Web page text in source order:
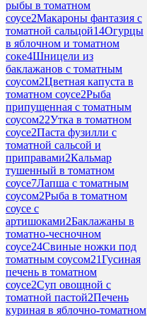
рыбы в томатном
соусе2Макароны фантазия с
томатной сальцой14Огурцы
в яблочном и томатном
соке4Шницели из
баклажанов с томатным
соусом2Цветная капуста в
томатном соусе2Рыба
припущенная с томатным
соусом22Утка в томатном
соусе2Паста фузилли с
томатной сальсой и
приправами2Кальмар
тушенный в томатном
соусе7Лапша с томатным
соусом2Рыба в томатном
соусе с
артишоками2Баклажаны в
томатно-чесночном
соусе24Свиные ножки под
томатным соусом21Гусиная
печень в томатном
соусе2Суп овощной с
томатной пастой2Печень
куриная в яблочно-томатном